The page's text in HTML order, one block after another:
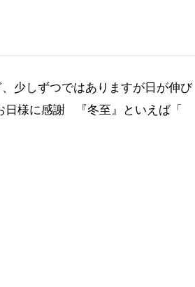
少しずつではありますが日が伸び
様に感謝 『冬至』といえば「